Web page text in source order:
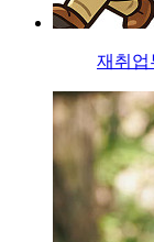
재취업